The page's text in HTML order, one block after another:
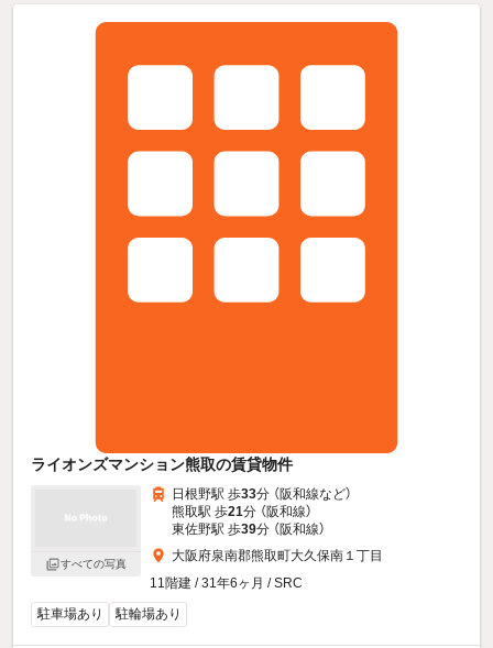
ライオンズマンション熊取の賃貸物件
すべての写真
日根野駅 歩33分 （阪和線など）
熊取駅 歩21分 （阪和線）
東佐野駅 歩39分 （阪和線）
大阪府泉南郡熊取町大久保南１丁目
11階建 / 31年6ヶ月 / SRC
駐車場あり
駐輪場あり